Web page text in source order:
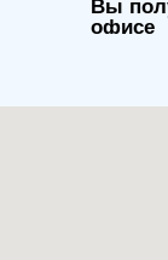
Вы
офисе